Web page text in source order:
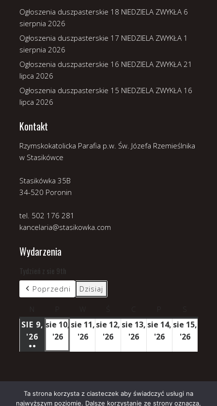
Ogłoszenia duszpasterskie 18 NIEDZIELA ZWYKŁA 6
sierpnia 2026
Ogłoszenia duszpasterskie 17 NIEDZIELA ZWYKŁA 1
sierpnia 2026
Ogłoszenia duszpasterskie 16 NIEDZIELA ZWYKŁA 21
lipca 2026
Ogłoszenia duszpasterskie 15 NIEDZIELA ZWYKŁA 16
lipca 2026
Kontakt
Rzymskokatolicka Parafia p.w. Św. Józefa Rzemieślnika
w Stasikówce
Stasikówka 35B
34-520 Poronin
tel. 502 176 281
kancelaria@stasikowka.com
Wydarzenia
Tydzień z sie 9th
Poprzedni Dzisiaj
SIE 9,
'26
SIERPNIA
●●
sie 10,
'2610
sierpnia
sie 11,
'2611
sie 12,
'26
sie 13,
'26
sie 14,
'26
sie 15,
'26
Ta strona korzysta z ciasteczek aby świadczyć usługi na
najwyższym poziomie. Dalsze korzystanie ze strony oznacza,